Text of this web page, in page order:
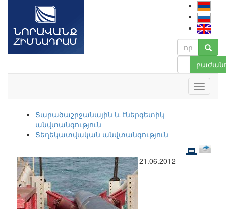
Տարածաշրջանային և էներգետիկ
անվտանգություն
Տեղեկատվական անվտանգություն
21.06.2012